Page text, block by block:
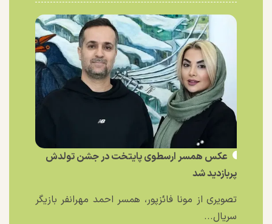
عکس همسر ارسطوی پایتخت در جشن تولدش
پربازدید شد
تصویری از مونا فائزپور، همسر احمد مهرانفر بازیگر
سریال...